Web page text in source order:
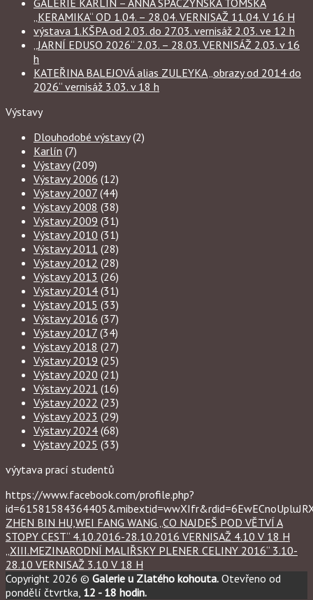
„KERAMIKA“ OD 1.04. – 28.04. VERNISAŽ 11.04. V 16 H
výstava 1.KŠPA od 2.03. do 27.03. vernisáž 2.03. ve 12 h
„JARNÍ EDUSO 2026“ 2.03. – 28.03. VERNISÁŽ 2.03. v 16
h
KATEŘINA BALEJOVÁ alias ZULEYKA „obrazy od 2014 do
2026“ vernisáž 3.03. v 18 h
Výstavy
Dlouhodobé výstavy(2)
Karlín (7)
Výstavy(209)
Výstavy 2006 (12)
Výstavy 2007 (44)
Výstavy 2008 (38)
Výstavy 2009 (31)
Výstavy 2010 (31)
Výstavy 2011 (28)
Výstavy 2012 (28)
Výstavy 2013 (26)
Výstavy 2014 (31)
Výstavy 2015 (33)
Výstavy 2016 (37)
Výstavy 2017 (34)
Výstavy 2018 (27)
Výstavy 2019 (25)
Výstavy 2020 (21)
Výstavy 2021 (16)
Výstavy 2022 (23)
Výstavy 2023 (29)
Výstavy 2024 (68)
Výstavy 2025 (33)
výytava prací studentů
https://www.facebook.com/profile.php?
ZHEN BIN HU,WEI FANG WANG „CO NAJDEŠ POD VĚTVÍ A
STOPY CEST“ 4.10.2016-28.10.2016 VERNISAŽ 4.10 V 18 H
„XIII.MEZINARODNÍ MALIŘSKY PLENER CELINY 2016“ 3.10-
28.10 VERNISAŽ 3.10 V 18 H
Copyright 2026 © Galerie u Zlatého kohouta. Otevřeno od
pondělí čtvrtka, 12 - 18 hodin.